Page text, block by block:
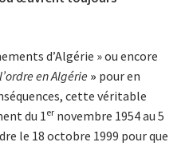
d’Algérie » ou encore
en Algérie » pour en
cette véritable
du 1 ernovembre 1954 au 5
le 18 octobre 1999 pour que